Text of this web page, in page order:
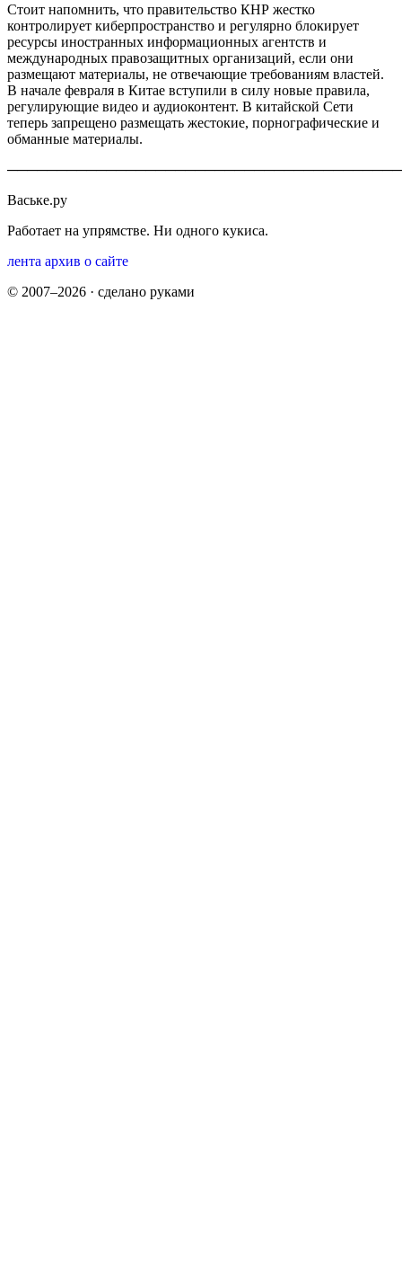
Стоит напомнить, что правительство КНР жестко
контролирует киберпространство и регулярно блокирует
ресурсы иностранных информационных агентств и
международных правозащитных организаций, если они
размещают материалы, не отвечающие требованиям властей.
В начале февраля в Китае вступили в силу новые правила,
регулирующие видео и аудиоконтент. В китайской Сети
теперь запрещено размещать жестокие, порнографические и
обманные материалы.
Ваське.ру
Работает на упрямстве. Ни одного кукиса.
лента архив о сайте
© 2007–2026 · сделано руками